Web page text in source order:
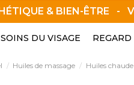
& BIEN-ÊTRE -
SOINS DU VISAGE REGARD
Huiles de massage Huiles